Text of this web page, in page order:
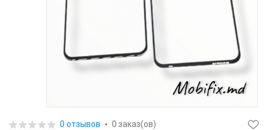
0 отзывов 0 заказ(ов)